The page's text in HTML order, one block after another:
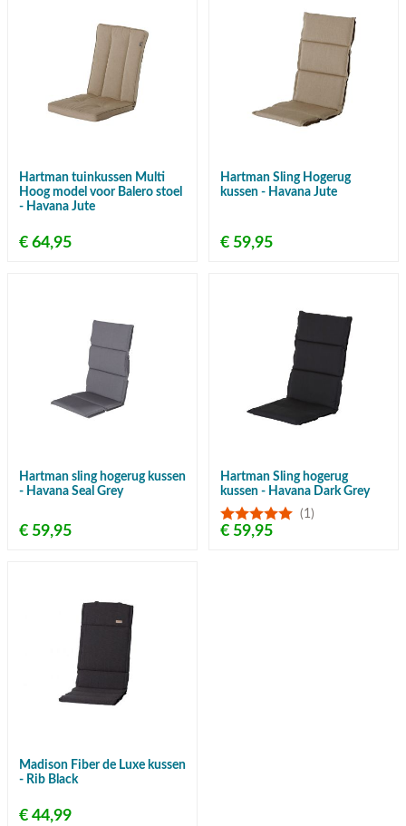
Hartman tuinkussen Multi
Hoog model voor Balero stoel
- Havana Jute
€ 64,95
Hartman Sling Hogerug
kussen - Havana Jute
€ 59,95
Hartman sling hogerug kussen
- Havana Seal Grey
€ 59,95
Hartman Sling hogerug
kussen - Havana Dark Grey
(1)
€ 59,95
Madison Fiber de Luxe kussen
- Rib Black
€ 44,99